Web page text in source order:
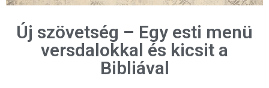
Új szövetség – Egy esti menü
versdalokkal és kicsit a
Bibliával